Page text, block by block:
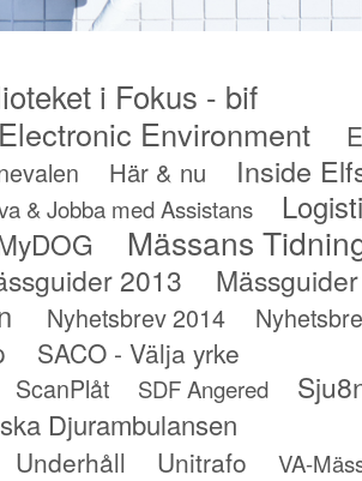
i Fokus - bif
Electronic Environment
Här & nu Inside
& Jobba med Assistans
Mässans
2013
Nyhetsbrev 2014
SACO - Välja yrke
ScanPlåt SDF Angered
Djurambulansen
Underhåll Unitrafo
VA-